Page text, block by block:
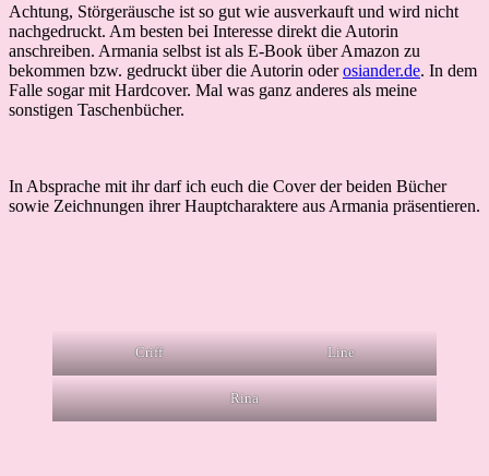
Achtung, Störgeräusche ist so gut wie ausverkauft und wird nicht
nachgedruckt. Am besten bei Interesse direkt die Autorin
anschreiben. Armania selbst ist als E-Book über Amazon zu
bekommen bzw. gedruckt über die Autorin oderosiander.de. In dem
Falle sogar mit Hardcover. Mal was ganz anderes als meine
sonstigen Taschenbücher.
In Absprache mit ihr darf ich euch die Cover der beiden Bücher
sowie Zeichnungen ihrer Hauptcharaktere aus Armania präsentieren.
Criff Line
Rina